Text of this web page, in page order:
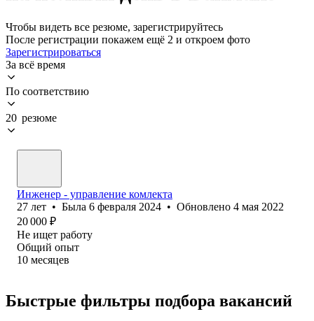
Чтобы видеть все резюме, зарегистрируйтесь
После регистрации покажем ещё 2 и откроем фото
Зарегистрироваться
За всё время
По соответствию
20 резюме
Инженер - управление комлекта
27 лет • Была 6 февраля 2024 • Обновлено 4 мая 2022
20 000 ₽
Не ищет работу
Общий опыт
10 месяцев
Быстрые фильтры подбора вакансий